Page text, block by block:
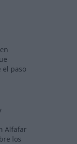
el paso
Alfafar
los